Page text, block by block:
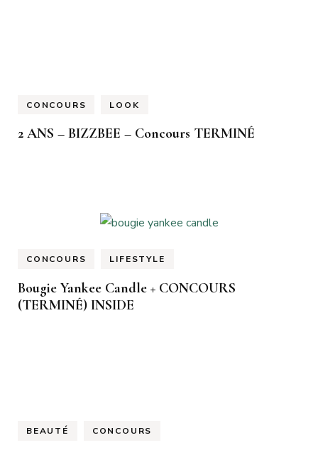
CONCOURS LOOK
2 ANS – BIZZBEE – Concours TERMINÉ
CONCOURS LIFESTYLE
Bougie Yankee Candle + CONCOURS
(TERMINÉ) INSIDE
BEAUTÉ CONCOURS